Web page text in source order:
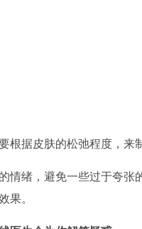
根据皮肤的松弛程度，来
情绪，避免一些过于夸张
果。